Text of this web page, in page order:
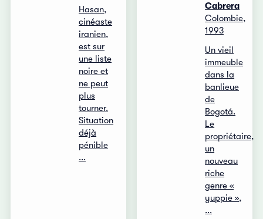
Hasan,
cinéaste
iranien,
est sur
une liste
noire et
ne peut
plus
tourner.
Situation
déjà
pénible
...
Cabrera
Colombie,
1993
Un vieil
immeuble
dans la
banlieue
de
Bogotá.
Le
propriétaire,
un
nouveau
riche
genre «
yuppie »,
...